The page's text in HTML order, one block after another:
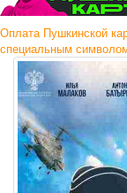
Оплата Пушкинской
специальным